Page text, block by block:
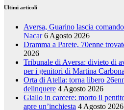
Ultimi articoli
Aversa, Guarino lascia
Nacar 6 Agosto 2026
Dramma a Parete, 70enne
2026
Tribunale di Aversa: divieto di
per i genitori di Martina
Orta di Atella: torna libero
delinquere 4 Agosto 2026
Giallo in carcere: morto il
apre un’inchiesta 4 Agosto 2026